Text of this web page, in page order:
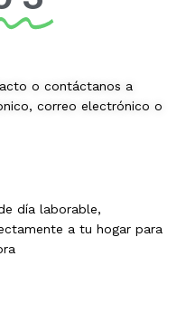
o contáctanos a
correo electrónico o
día laborable,
a tu hogar para